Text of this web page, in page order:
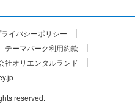
ライバシーポリシー
テーマパーク利用約款
社オリエンタルランド
reserved.